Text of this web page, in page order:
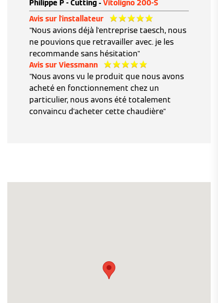
Philippe P - Cutting - Vitoligno 200-S
Avis sur l'installateur
"Nous avions déjà l'entreprise taesch, nous
ne pouvions que retravailler avec. je les
recommande sans hésitation"
Avis sur Viessmann
"Nous avons vu le produit que nous avons
acheté en fonctionnement chez un
particulier, nous avons été totalement
convaincu d'acheter cette chaudière"